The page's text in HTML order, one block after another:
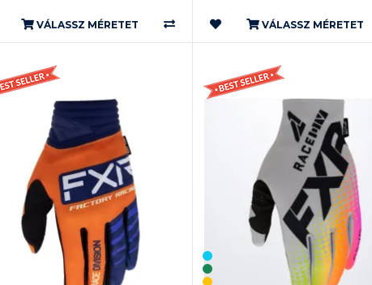
VÁLASSZ MÉRETET VÁLASSZ MÉRETET